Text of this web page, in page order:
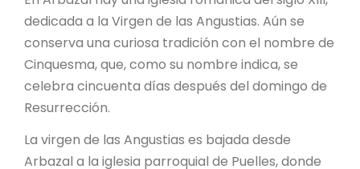
dedicada a la Virgen de las Angustias. Aún se
conserva una curiosa tradición con el nombre de
Cinquesma, que, como su nombre indica, se
celebra cincuenta días después del domingo de
Resurrección.
La virgen de las Angustias es bajada desde
Arbazal a la iglesia parroquial de Puelles, donde